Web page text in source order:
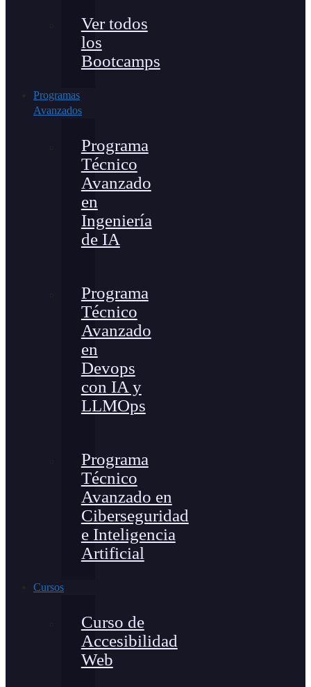
Ver todos
los
Bootcamps
Programas
Avanzados
Programa
Técnico
Avanzado
en
Ingeniería
de IA
Programa
Técnico
Avanzado
en
Devops
con IA y
LLMOps
Programa
Técnico
Avanzado en
Ciberseguridad
e Inteligencia
Artificial
Cursos
Curso de
Accesibilidad
Web